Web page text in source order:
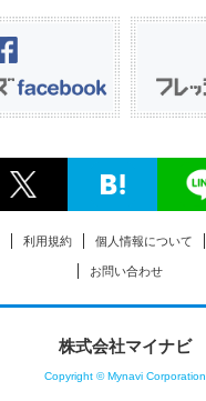
利用規約 個人情報について
お問い合わせ
株式会社マイナビ
Copyright © Mynavi Corporation